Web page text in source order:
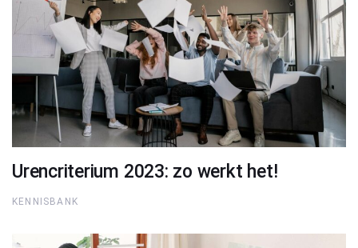
Urencriterium 2023: zo werkt het!
KENNISBANK